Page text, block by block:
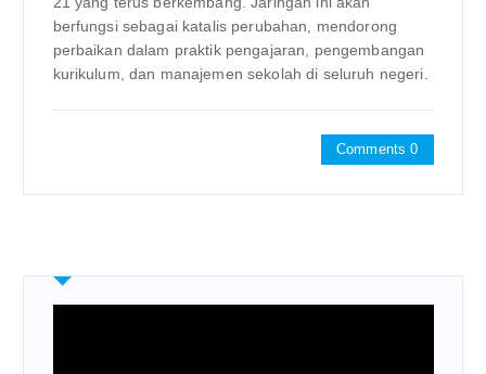
berfungsi sebagai katalis perubahan, mendorong
perbaikan dalam praktik pengajaran, pengembangan
kurikulum, dan manajemen sekolah di seluruh negeri.
Comments 0